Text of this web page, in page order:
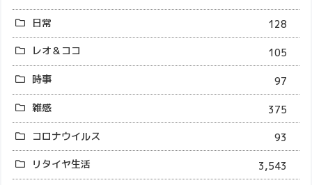
日常
128
レオ＆ココ
105
時事
97
雑感
375
コロナウイルス
93
リタイヤ生活
3,543